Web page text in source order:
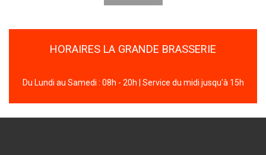
HORAIRES LA GRANDE BRASSERIE
Du Lundi au Samedi : 08h - 20h | Service du midi jusqu'à 15h